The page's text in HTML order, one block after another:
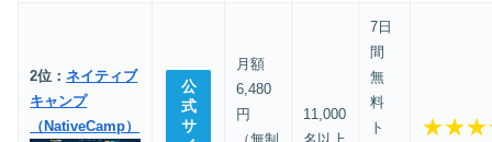
2位：ネイティブ
キャンプ
（NativeCamp）
公
式
サ
月額
6,480
円
11,000
7日
間
無
料
ト